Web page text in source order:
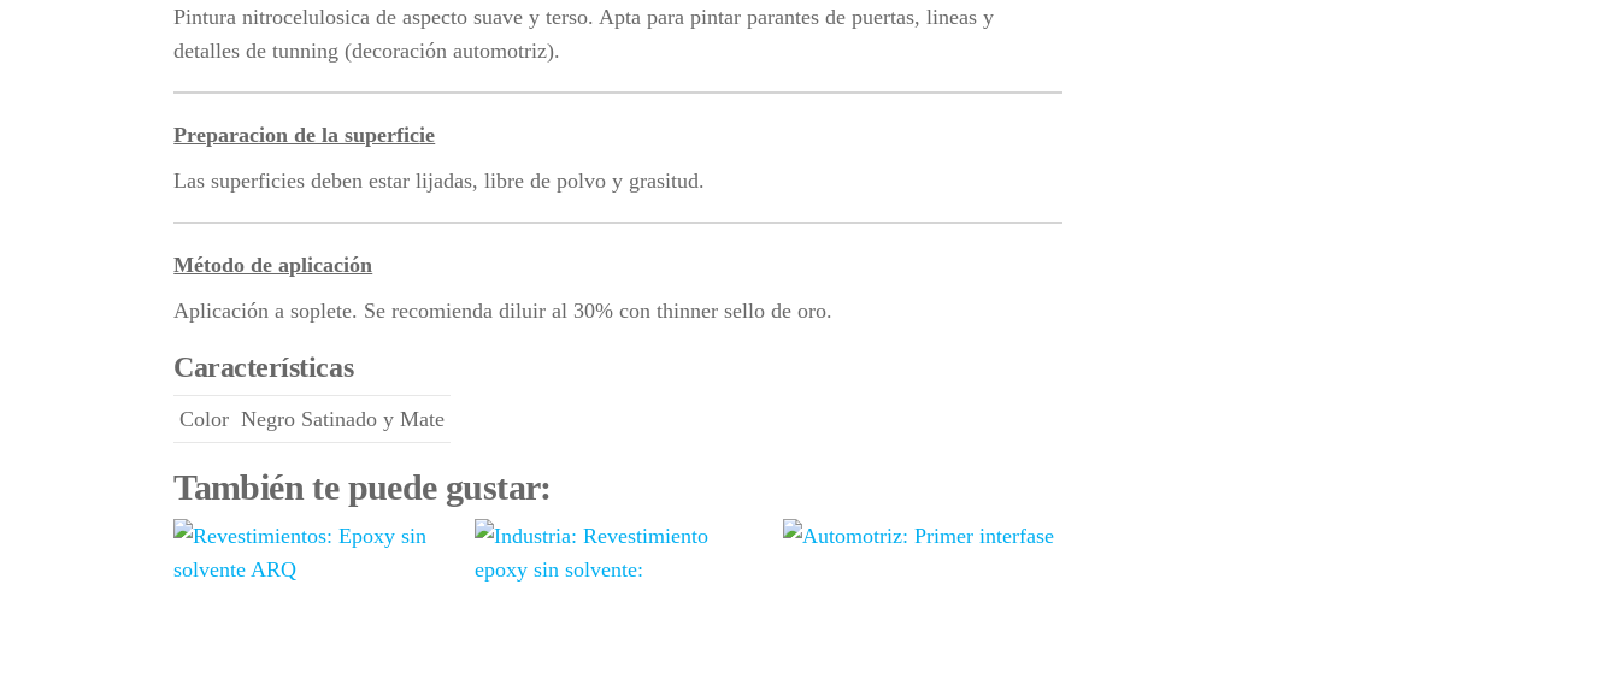
Pintura nitrocelulosica de aspecto suave y terso. Apta para pintar parantes de puertas, lineas y
detalles de tunning (decoración automotriz).
Preparacion de la superficie
Las superficies deben estar lijadas, libre de polvo y grasitud.
Método de aplicación
Aplicación a soplete. Se recomienda diluir al 30% con thinner sello de oro.
Características
Color Negro Satinado y Mate
También te puede gustar: